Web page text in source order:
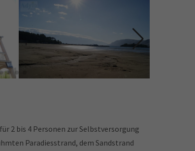
2 bis 4 Personen zur Selbstversorgung
Paradiesstrand, dem Sandstrand